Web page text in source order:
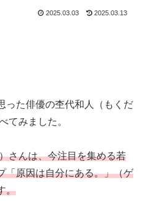
2025.03.03 2025.03.13
った俳優の杢代和人（もくだ
てみました。
さんは、今注目を集める若
「原因は自分にある。」（ゲ
。